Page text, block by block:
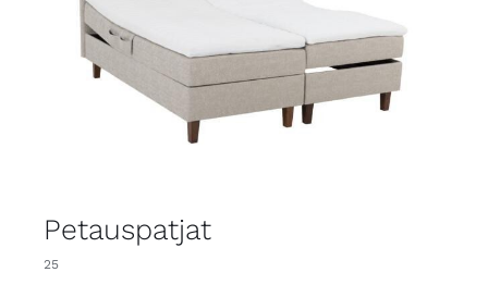
Petauspatjat
25